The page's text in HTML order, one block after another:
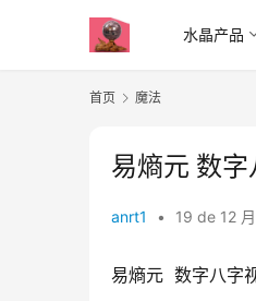
水晶产品
首页 魔法
易熵元 数
anrt1 • 19 de 12
易熵元  数字八字